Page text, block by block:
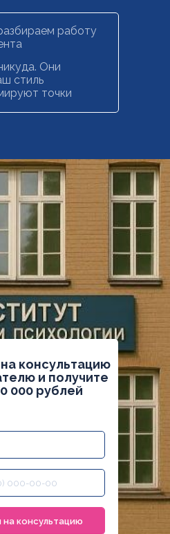
работу
Они
стиль
точки
консультацию
и получите
000 рублей
на консультацию